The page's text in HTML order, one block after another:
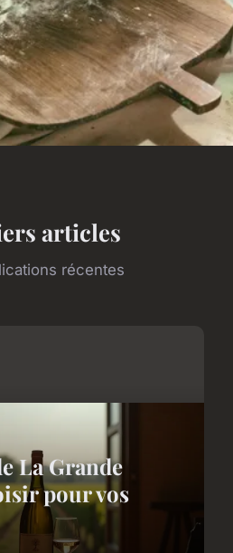
articles
récentes
La Grande
pour vos